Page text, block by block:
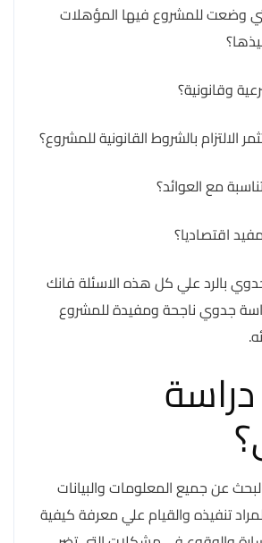
وضعت للمشروع فيها المؤهلات
وقانونية؟
بالشروط القانونية للمشروع؟
مع العوائد؟
اقتصاديا؟
بالرد علي كل هذه الاسئلة فانك
جدوي ناجحة ومفيدة للمشروع
عن جميع المعلومات والبيانات
تنفيذه والقيام علي معرفة كيفية